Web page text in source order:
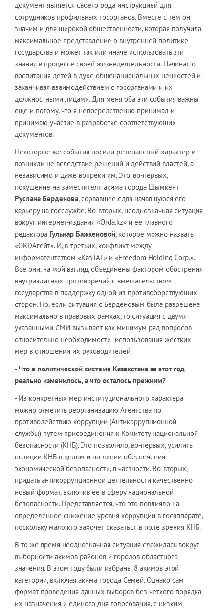
документ является своего рода инструкцией для
сотрудников профильных госорганов. Вместе с тем он
значим и для широкой общественности, которая получила
максимальное представление о внутренней политике
государства и может так или иначе использовать эти
знания в процессе своей жизнедеятельности. Начиная от
воспитания детей в духе общенациональных ценностей и
заканчивая взаимодействием с госорганами и их
должностными лицами. Для меня оба эти события важны
еще и потому, что я непосредственно принимал и
принимаю участие в разработке соответствующих
документов.
Некоторые же события носили резонансный характер и
возникли не вследствие решений и действий властей, а
независимо и даже вопреки им. Это, во-первых,
покушение на заместителя акима города Шымкент
Руслана Берденова, сорвавшее едва начавшуюся его
карьеру на госслужбе. Во-вторых, неоднозначная ситуация
вокруг интернет-издания «Orda.kz» и ее главного
редактора Гульнар Бажкеновой, которое можно назвать
«ORDAгейт». И, в-третьих, конфликт между
информагентством «КазТАГ» и «Freedom Holding Corp.».
Все они, на мой взгляд, объединены фактором обострения
внутриэлитных противоречий с вмешательством
государства в поддержку одной из противоборствующих
сторон. Но, если ситуация с Берденовым была разрешена
максимально в правовых рамках, то ситуация с двумя
указанными СМИ вызывает как минимум ряд вопросов
относительно необходимости использования жестких
мер в отношении их руководителей.
- Что в политической системе Казахстана за этот год
реально изменилось, а что осталось прежним?
- Из конкретных мер институционального характера
можно отметить реорганизацию Агентства по
противодействию коррупции (Антикоррупционной
службы) путем присоединения к Комитету национальной
безопасности (КНБ). Это позволило, во-первых, усилить
позиции КНБ в целом и по линии обеспечения
экономической безопасности, в частности. Во-вторых,
придать антикоррупционной деятельности качественно
новый формат, включив ее в сферу национальной
безопасности. Представляется, что это повлияло на
определенное снижение уровня коррупции в госаппарате,
поскольку мало кто захочет оказаться в поле зрения КНБ.
В то же время неоднозначная ситуация сложилась вокруг
выборности акимов районов и городов областного
значения. В этом году были избраны 8 акимов этой
категории, включая акима города Семей. Однако сам
формат проведения данных выборов без четкого порядка
их назначения и единого дня голосования, с низким